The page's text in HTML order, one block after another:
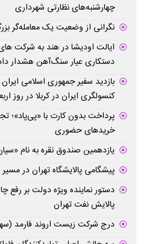
چهارشنبه‌های نظارتی شهرداری
نگرانی از وضعیت یک معامله‌گر
ایالت اودیشا در هند به شرکت
دستکاری عیار سنگ‌آهن هشدار
بازدید سفیر جمهوری اسلامی ایران
کنسولگری ایران در کربلا در روز
پرداخت بدون کارت با «پی‌پاد»؛
خریدهای حضوری
یازدهمین صندوق نقره به نام
پیشگامی پالایشگاه تهران در
دستور نماینده ویژه دولت بر
پالایش نفت تهران
درج شرکت زیست اروند فارمد